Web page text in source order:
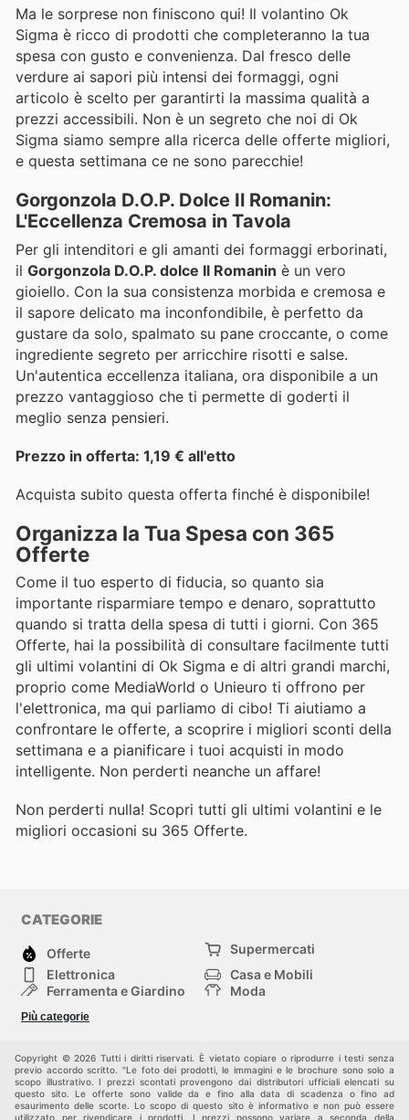
Ma le sorprese non finiscono qui! Il volantino Ok
Sigma è ricco di prodotti che completeranno la tua
spesa con gusto e convenienza. Dal fresco delle
verdure ai sapori più intensi dei formaggi, ogni
articolo è scelto per garantirti la massima qualità a
prezzi accessibili. Non è un segreto che noi di Ok
Sigma siamo sempre alla ricerca delle offerte migliori,
e questa settimana ce ne sono parecchie!
Gorgonzola D.O.P. Dolce Il Romanin:
L'Eccellenza Cremosa in Tavola
Per gli intenditori e gli amanti dei formaggi erborinati,
il Gorgonzola D.O.P. dolce Il Romanin è un vero
gioiello. Con la sua consistenza morbida e cremosa e
il sapore delicato ma inconfondibile, è perfetto da
gustare da solo, spalmato su pane croccante, o come
ingrediente segreto per arricchire risotti e salse.
Un'autentica eccellenza italiana, ora disponibile a un
prezzo vantaggioso che ti permette di goderti il
meglio senza pensieri.
Prezzo in offerta: 1,19 € all'etto
Acquista subito questa offerta finché è disponibile!
Organizza la Tua Spesa con 365
Offerte
Come il tuo esperto di fiducia, so quanto sia
importante risparmiare tempo e denaro, soprattutto
quando si tratta della spesa di tutti i giorni. Con 365
Offerte, hai la possibilità di consultare facilmente tutti
gli ultimi volantini di Ok Sigma e di altri grandi marchi,
proprio come MediaWorld o Unieuro ti offrono per
l'elettronica, ma qui parliamo di cibo! Ti aiutiamo a
confrontare le offerte, a scoprire i migliori sconti della
settimana e a pianificare i tuoi acquisti in modo
intelligente. Non perderti neanche un affare!
Non perderti nulla! Scopri tutti gli ultimi volantini e le
migliori occasioni su 365 Offerte.
CATEGORIE
Offerte
Supermercati
Elettronica
Casa e Mobili
Ferramenta e Giardino
Moda
Bambini e Neonati
Più categorie
Copyright © 2026 Tutti i diritti riservati. È vietato copiare o riprodurre i testi senza
previo accordo scritto. "Le foto dei prodotti, le immagini e le brochure sono solo a
scopo illustrativo. I prezzi scontati provengono dai distributori ufficiali elencati su
questo sito. Le offerte sono valide da e fino alla data di scadenza o fino ad
esaurimento delle scorte. Lo scopo di questo sito è informativo e non può essere
utilizzato per rivendicare i prodotti. I prezzi possono variare a seconda della